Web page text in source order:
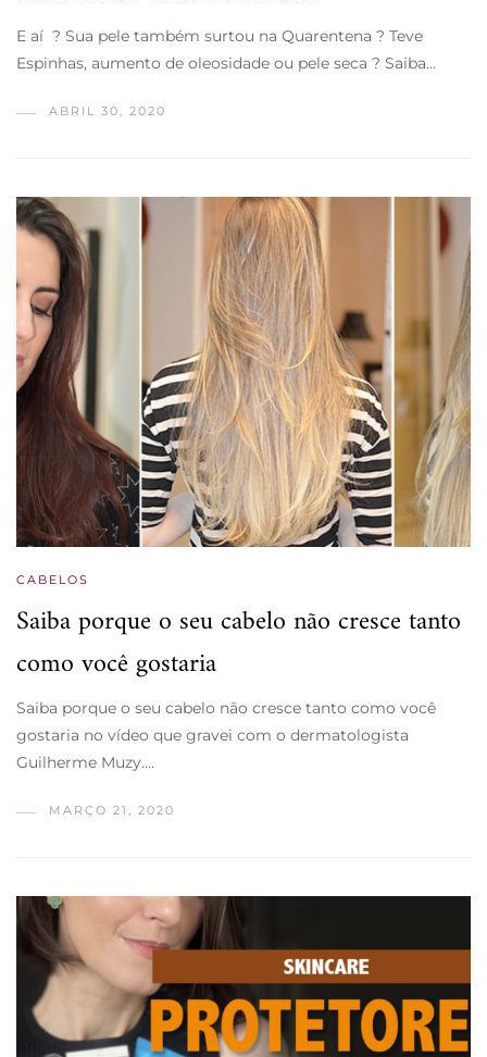
E aí ? Sua pele também surtou na Quarentena ? Teve
Espinhas, aumento de oleosidade ou pele seca ? Saiba…
ABRIL 30, 2020
CABELOS
Saiba porque o seu cabelo não cresce tanto
como você gostaria
Saiba porque o seu cabelo não cresce tanto como você
gostaria no vídeo que gravei com o dermatologista
Guilherme Muzy.…
MARÇO 21, 2020